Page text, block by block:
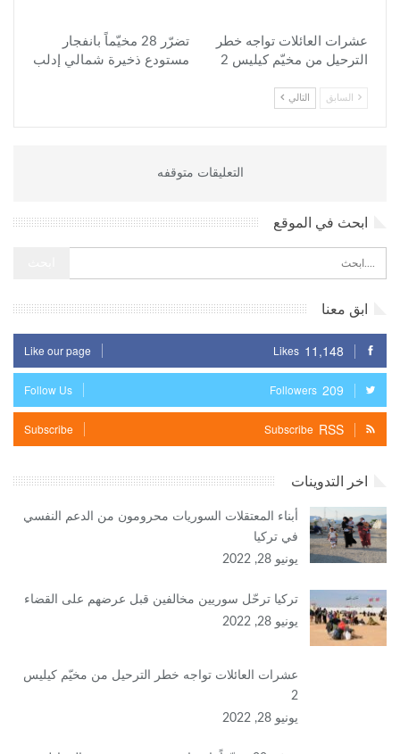
عشرات العائلات تواجه خطر
الترحيل من مخيّم كيليس 2
تضرّر 28 مخيّماً بانفجار
مستودع ذخيرة شمالي إدلب
السابق التالي
التعليقات متوقفه
ابحث في الموقع
ابق معنا
11,148
Likes
Like our page
209
Followers
Follow Us
RSS
Subscribe
Subscribe
اخر التدوينات
أبناء المعتقلات السوريات محرومون من الدعم النفسي
في تركيا
يونيو 28, 2022
تركيا ترحّل سوريين مخالفين قبل عرضهم على القضاء
يونيو 28, 2022
عشرات العائلات تواجه خطر الترحيل من مخيّم كيليس
2
يونيو 28, 2022